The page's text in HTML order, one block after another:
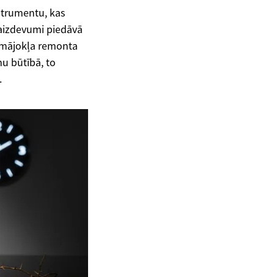
kas
piedāvā
remonta
būtībā, to